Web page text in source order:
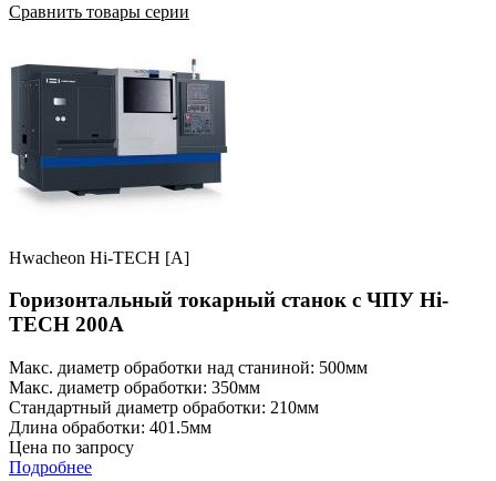
Сравнить товары серии
Hwacheon Hi-TECH [A]
Горизонтальный токарный станок с ЧПУ Hi-
TECH 200A
Макс. диаметр обработки над станиной: 500мм
Макс. диаметр обработки: 350мм
Стандартный диаметр обработки: 210мм
Длина обработки: 401.5мм
Цена по запросу
Подробнее